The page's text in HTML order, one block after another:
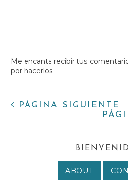
Me encanta recibir tus
por hacerlos.
PÁGINA SIGUIENTE
ABOUT